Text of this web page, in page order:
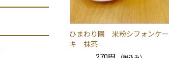
ひまわり園 米粉シフォンケー
キ 抹茶